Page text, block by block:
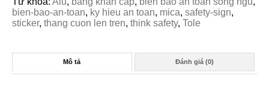
bien-bao-an-toan, ky hieu an toan, mica, safety-sign,
sticker, thang cuon len tren, think safety, Tole
Mô tả Đánh giá (0)